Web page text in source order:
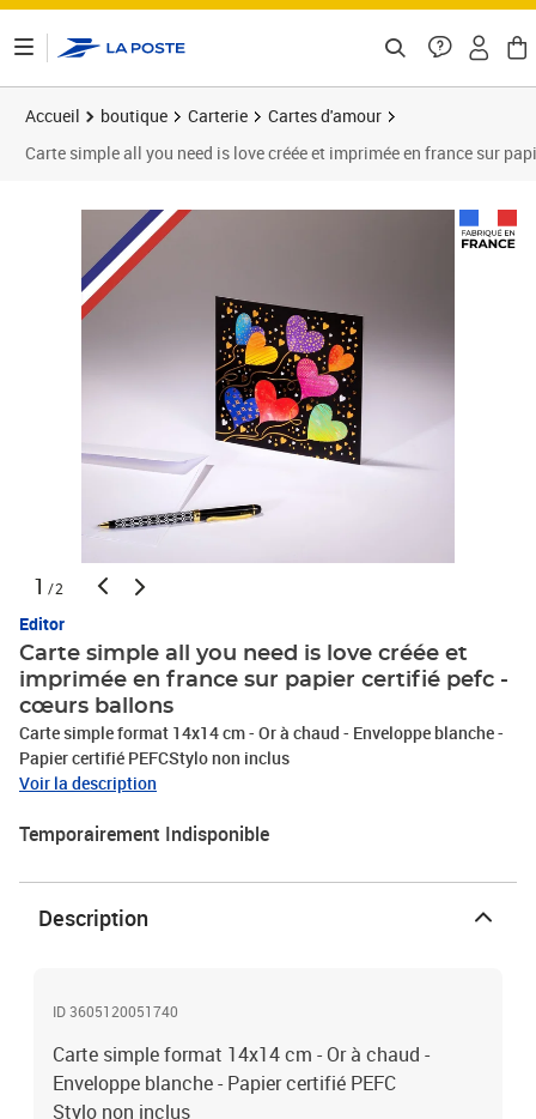
Accueil boutique Carterie
Cartes d'amour
Carte simple all you need is love créée et imprimée en france sur
1 /2
Editor
Carte simple all you need is love créée et
imprimée en france sur papier certifié pefc -
cœurs ballons
Carte simple format 14x14 cm - Or à chaud - Enveloppe blanche -
Papier certifié PEFCStylo non inclus
Voir la description
Temporairement Indisponible
Description
ID 3605120051740
Carte simple format 14x14 cm - Or à chaud -
Enveloppe blanche - Papier certifié PEFC
Stylo non inclus